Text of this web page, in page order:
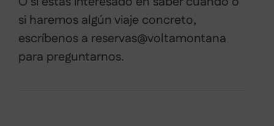
si haremos algún viaje concreto,
escríbenos a reservas@voltamontana
para preguntarnos.